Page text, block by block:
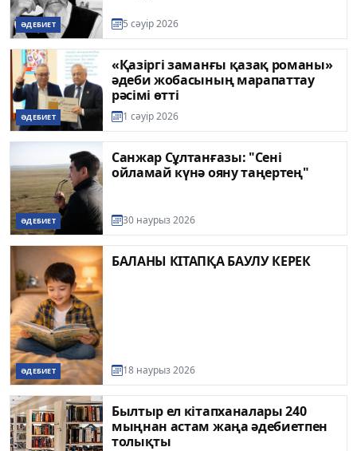
ӘДЕБИЕТ 5 сәуір 2026
ӘДЕБИЕТ
«Қазіргі заманғы қазақ романы»
әдеби жобасының марапаттау
рәсімі өтті
1 сәуір 2026
ӘДЕБИЕТ
Санжар Сұлтанғазы: "Сені
ойламай күнә ояну таңертең"
30 наурыз 2026
ӘДЕБИЕТ
БАЛАНЫ КІТАПҚА БАУЛУ КЕРЕК
18 наурыз 2026
Былтыр ел кітапханалары 240
мыңнан астам жаңа әдебиетпен
толықты